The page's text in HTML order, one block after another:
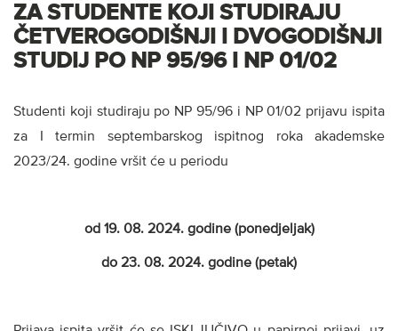
ZA STUDENTE KOJI STUDIRAJU
ČETVEROGODIŠNJI I DVOGODIŠNJI
STUDIJ PO NP 95/96 I NP 01/02
Studenti koji studiraju po NP 95/96 i NP 01/02 prijavu ispita
za I termin septembarskog ispitnog roka akademske
2023/24. godine vršit će u periodu
od 19. 08. 2024. godine (ponedjeljak)
do 23. 08. 2024. godine (petak)